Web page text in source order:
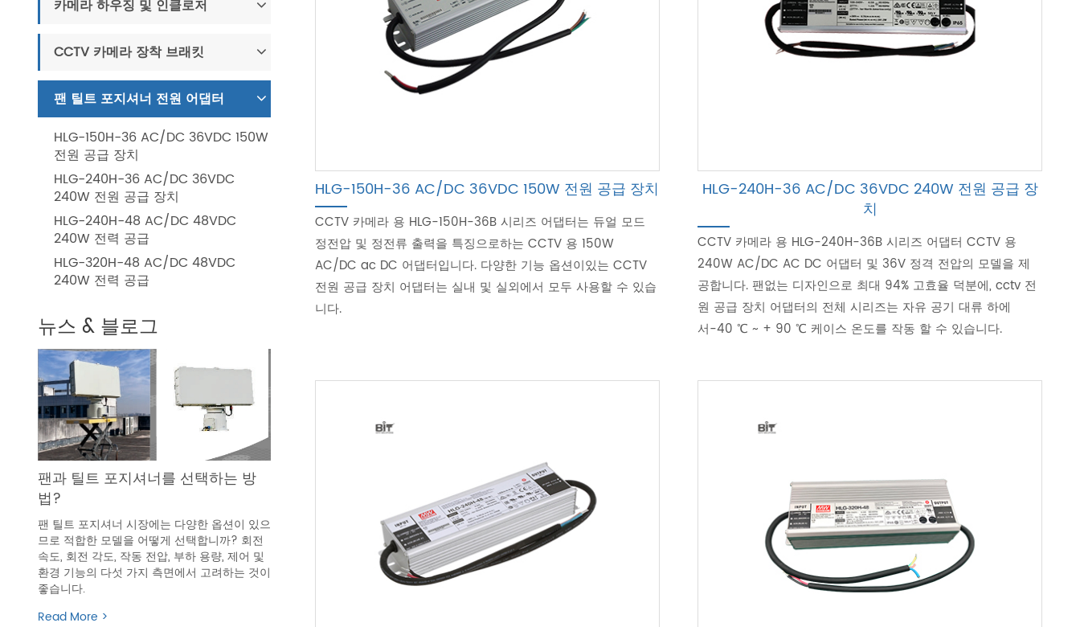
카메라 하우징 및 인클로저
CCTV 카메라 장착 브래킷
팬 틸트 포지셔너 전원 어댑터
HLG-150H-36 AC/DC 36VDC 150W
전원 공급 장치
HLG-240H-36 AC/DC 36VDC
240W 전원 공급 장치
HLG-240H-48 AC/DC 48VDC
240W 전력 공급
HLG-320H-48 AC/DC 48VDC
240W 전력 공급
뉴스 & 블로그
팬과 틸트 포지셔너를 선택하는 방
법?
팬 틸트 포지셔너 시장에는 다양한 옵션이 있으
므로 적합한 모델을 어떻게 선택합니까? 회전
속도, 회전 각도, 작동 전압, 부하 용량, 제어 및
환경 기능의 다섯 가지 측면에서 고려하는 것이
좋습니다.
Read More >
HLG-150H-36 AC/DC 36VDC 150W 전원 공급 장치
CCTV 카메라 용 HLG-150H-36B 시리즈 어댑터는 듀얼 모드
정전압 및 정전류 출력을 특징으로하는 CCTV 용 150W
AC/DC ac DC 어댑터입니다. 다양한 기능 옵션이있는 CCTV
전원 공급 장치 어댑터는 실내 및 실외에서 모두 사용할 수 있습
니다.
HLG-240H-36 AC/DC 36VDC 240W 전원 공급 장
치
CCTV 카메라 용 HLG-240H-36B 시리즈 어댑터 CCTV 용
240W AC/DC AC DC 어댑터 및 36V 정격 전압의 모델을 제
공합니다. 팬없는 디자인으로 최대 94% 고효율 덕분에, cctv 전
원 공급 장치 어댑터의 전체 시리즈는 자유 공기 대류 하에
서-40 ℃ ~ + 90 ℃ 케이스 온도를 작동 할 수 있습니다.